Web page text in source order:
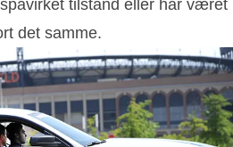
tilstand eller har været
det samme.